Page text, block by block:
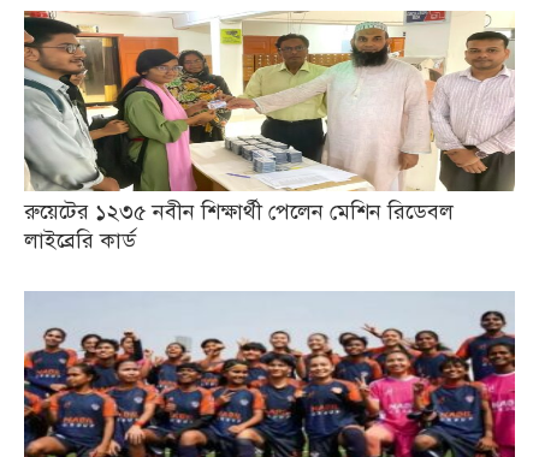
রুয়েটের ১২৩৫ নবীন শিক্ষার্থী পেলেন মেশিন রিডেবল
লাইব্রেরি কার্ড